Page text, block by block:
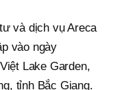
và dịch vụ Areca
vào ngày
Lake Garden,
tỉnh Bắc Giang.